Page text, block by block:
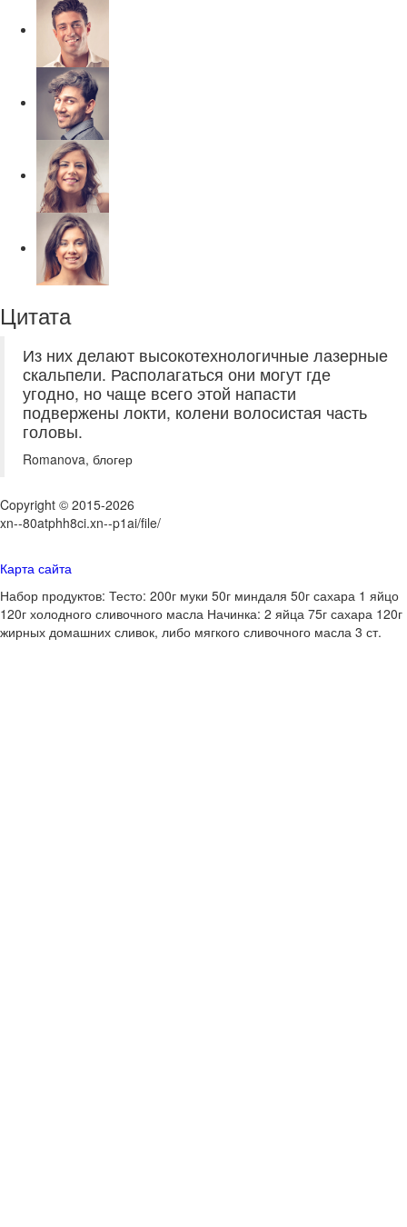
Цитата
Из них делают высокотехнологичные лазерные
скальпели. Располагаться они могут где
угодно, но чаще всего этой напасти
подвержены локти, колени волосистая часть
головы.
Romanova, блогер
Copyright © 2015-2026
xn--80atphh8ci.xn--p1ai/file/
Карта сайта
Набор продуктов: Тесто: 200г муки 50г миндаля 50г сахара 1 яйцо
120г холодного сливочного масла Начинка: 2 яйца 75г сахара 120г
жирных домашних сливок, либо мягкого сливочного масла 3 ст.